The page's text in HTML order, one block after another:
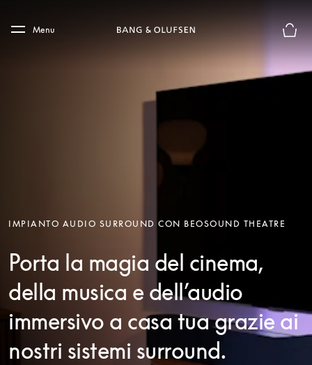
Skip to main footer
Menu
IMPIANTO AUDIO SURROUND CON BEOSOUND THEATRE
Porta la magia del cinema,
della musica e dell’audio
immersivo a casa tua grazie ai
nostri sistemi surround.